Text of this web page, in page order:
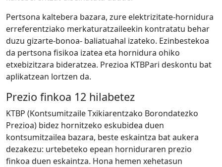
Pertsona kaltebera bazara, zure elektrizitate-hornidura
erreferentziako merkaturatzaileekin kontratatu behar
duzu gizarte-bonoa- baliatuahal izateko. Ezinbestekoa
da pertsona fisikoa izatea eta hornidura ohiko
etxebizitzara bideratzea. Prezioa KTBPari deskontu bat
aplikatzean lortzen da.
Prezio finkoa 12 hilabetez
KTBP (Kontsumitzaile Txikiarentzako Borondatezko
Prezioa) bidez hornitzeko eskubidea duen
kontsumitzailea bazara, beste eskaintza bat aukera
dezakezu: urtebeteko epean horniduraren prezio
finkoa duen eskaintza. Hona hemen xehetasun